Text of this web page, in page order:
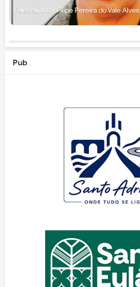
Faleceu Vítor Filipe Pereira do Vale Alves
Pub